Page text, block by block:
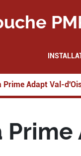
Prime Adapt Val-